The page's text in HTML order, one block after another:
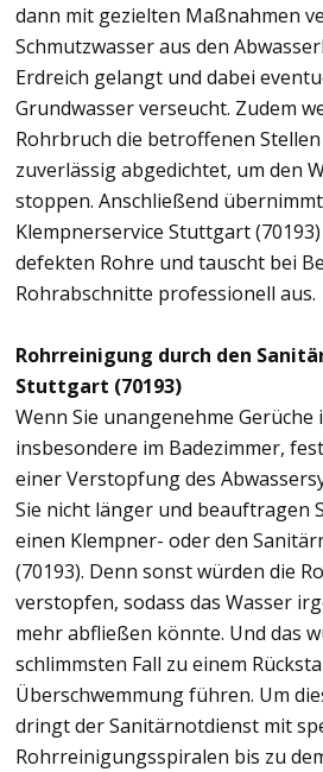
dann mit gezielten Maßnahmen
Schmutzwasser aus den
Erdreich gelangt und dabei
Grundwasser verseucht. Zudem
Rohrbruch die betroffenen
zuverlässig abgedichtet, um den
stoppen. Anschließend
Klempnerservice Stuttgart
defekten Rohre und tauscht bei
Rohrabschnitte professionell aus.
Rohrreinigung durch den
Stuttgart (70193)
Wenn Sie unangenehme Gerüche
insbesondere im Badezimmer,
einer Verstopfung des
Sie nicht länger und beauftragen
einen Klempner- oder den
(70193). Denn sonst würden die
verstopfen, sodass das Wasser
mehr abfließen könnte. Und das
schlimmsten Fall zu einem
Überschwemmung führen. Um
dringt der Sanitärnotdienst mit
Rohrreinigungsspiralen bis zu